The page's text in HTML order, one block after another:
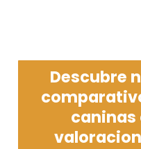
Descubre
caninas